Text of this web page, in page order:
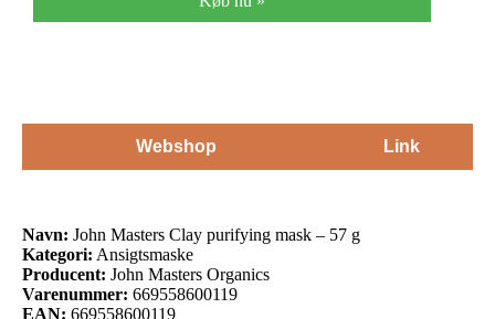
Webshop Link
Navn: John Masters Clay purifying mask – 57 g
Kategori: Ansigtsmaske
Producent: John Masters Organics
Varenummer: 669558600119
EAN: 669558600119